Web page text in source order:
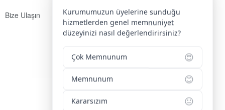
Bize Ulaşın
Yenice Mah. Atatürk Cad. Tüccarlar İşhanı Kat:1 No:1
0 386 213 11 86
0 544 213 11 86
bilgi@kirsehirtso.org.tr
Kurumumuzun üyelerine sunduğu
hizmetlerden genel memnuniyet
düzeyinizi nasıl değerlendirirsiniz?
Çok Memnunum 😍
Memnunum 😊
Kararsızım 😐